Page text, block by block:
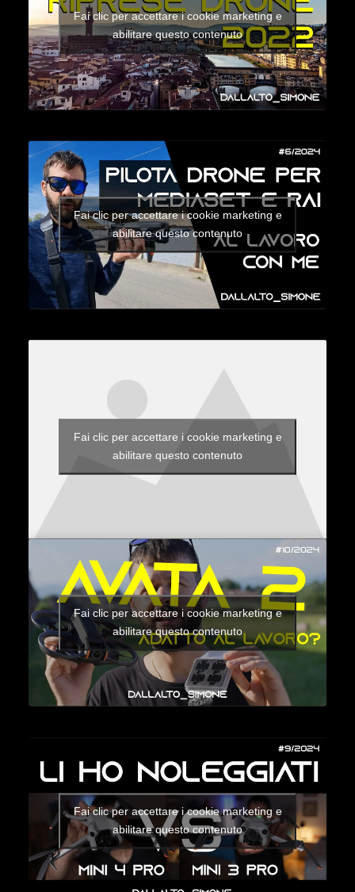
Fai clic per accettare i cookie marketing e
abilitare questo contenuto
Fai clic per accettare i cookie marketing e
abilitare questo contenuto
Fai clic per accettare i cookie marketing e
abilitare questo contenuto
Fai clic per accettare i cookie marketing e
abilitare questo contenuto
Fai clic per accettare i cookie marketing e
abilitare questo contenuto